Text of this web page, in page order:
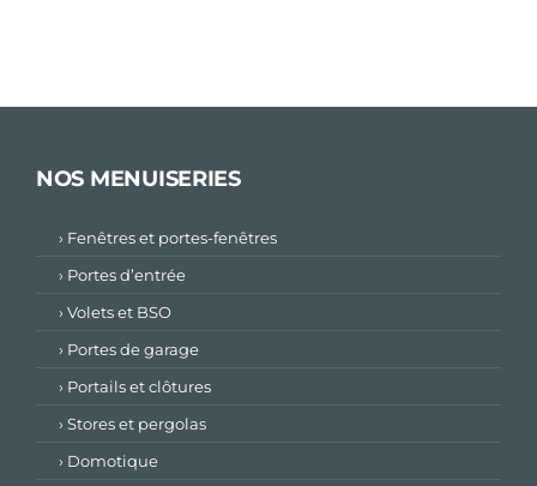
NOS MENUISERIES
› Fenêtres et portes-fenêtres
› Portes d’entrée
› Volets et BSO
› Portes de garage
› Portails et clôtures
› Stores et pergolas
› Domotique